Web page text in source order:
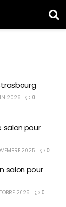
2026 0
salon pour
2025 0
salon pour
2025 0